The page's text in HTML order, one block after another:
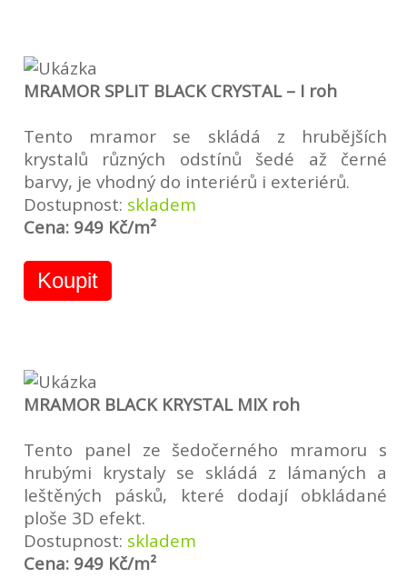
MRAMOR SPLIT BLACK CRYSTAL – I roh
Tento mramor se skládá z hrubějších
krystalů různých odstínů šedé až černé
barvy, je vhodný do interiérů i exteriérů.
Dostupnost: skladem
Cena: 949 Kč/m²
Koupit
MRAMOR BLACK KRYSTAL MIX roh
Tento panel ze šedočerného mramoru s
hrubými krystaly se skládá z lámaných a
leštěných pásků, které dodají obkládané
ploše 3D efekt.
Dostupnost: skladem
Cena: 949 Kč/m²